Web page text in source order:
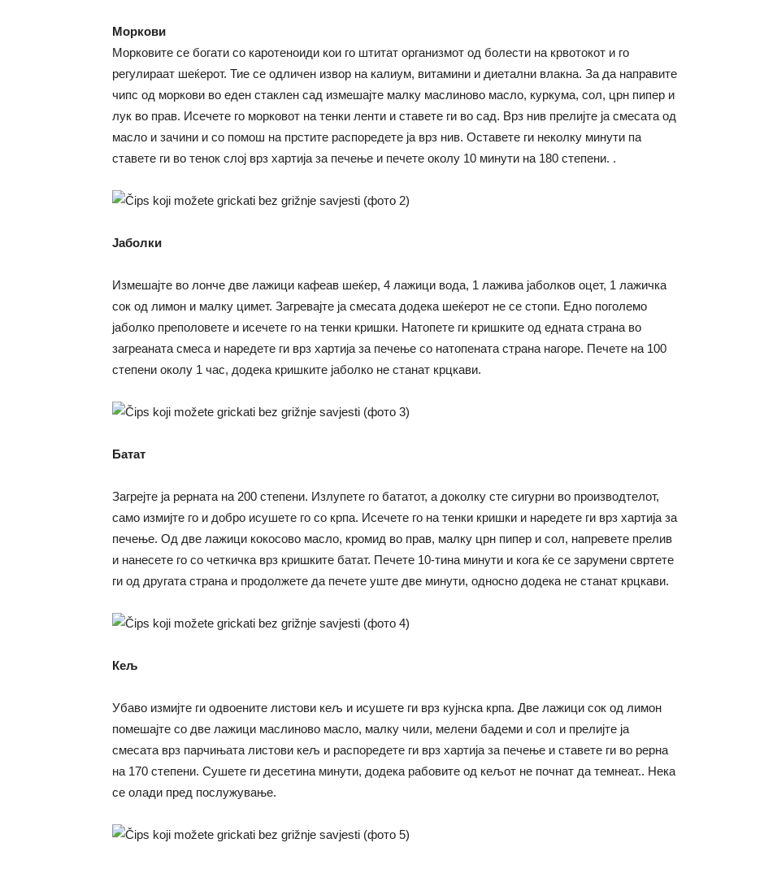
Моркови
Морковите се богати со каротеноиди кои го штитат организмот од болести на крвотокот и го
регулираат шеќерот. Тие се одличен извор на калиум, витамини и диетални влакна. За да направите
чипс од моркови во еден стаклен сад измешајте малку маслиново масло, куркума, сол, црн пипер и
лук во прав. Исечете го морковот на тенки ленти и ставете ги во сад. Врз нив прелијте ја смесата од
масло и зачини и со помош на прстите распоредете ја врз нив. Оставете ги неколку минути па
ставете ги во тенок слој врз хартија за печење и печете околу 10 минути на 180 степени. .
Јаболки
Измешајте во лонче две лажици кафеав шеќер, 4 лажици вода, 1 лажива јаболков оцет, 1 лажичка
сок од лимон и малку цимет. Загревајте ја смесата додека шеќерот не се стопи. Едно поголемо
јаболко преполовете и исечете го на тенки кришки. Натопете ги кришките од едната страна во
загреаната смеса и наредетe ги врз хартија за печење со натопената страна нагоре. Печете на 100
степени околу 1 час, додека кришките јаболко не станат крцкави.
Батат
Загрејте ја рерната на 200 степени. Излупете го бататот, а доколку сте сигурни во производтелот,
само измијте го и добро исушете го со крпа. Исечете го на тенки кришки и наредете ги врз хартија за
печење. Од две лажици кокосово масло, кромид во прав, малку црн пипер и сол, напревете прелив
и нанесете го со четкичка врз кришките батат. Печете 10-тина минути и кога ќе се зарумени свртете
ги од другата страна и продолжете да печете уште две минути, односно додека не станат крцкави.
Кељ
Убаво измијте ги одвоените листови кељ и исушете ги врз кујнска крпа. Две лажици сок од лимон
помешајте со две лажици маслиново масло, малку чили, мелени бадеми и сол и прелијте ја
смесата врз парчињата листови кељ и распоредете ги врз хартија за печење и ставете ги во рерна
на 170 степени. Сушете ги десетина минути, додека рабовите од кељот не почнат да темнеат.. Нека
се олади пред послужување.